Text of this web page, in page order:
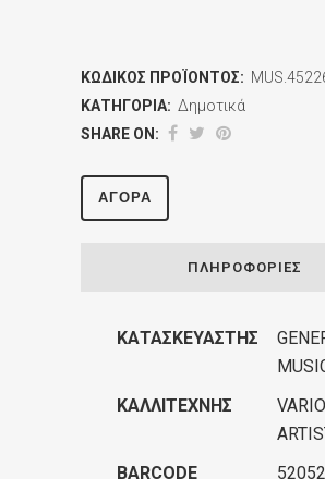
ΚΩΔΙΚΌΣ ΠΡΟΪΌΝΤΟΣ:
ΚΑΤΗΓΟΡΊΑ: Δημοτικά
SHARE ON:
ΑΓΟΡΆ
ΠΛΗΡΟΦΟΡΊΕΣ
ΚΑΤΑΣΚΕΥΑΣΤΉΣ
ΚΑΛΛΙΤΈΧΝΗΣ
BARCODE